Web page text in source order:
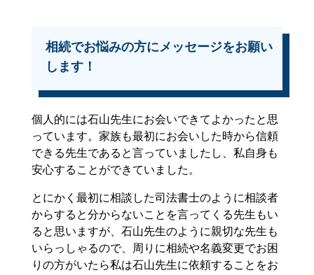
相続でお悩みの方にメッセージをお願い
します！
個人的には石山先生にお会いできてよかったと思
っています。家族も最初にお会いした時から信頼
できる先生であると言っていましたし、私自身も
安心することができていました。
とにかく最初に相談した司法書士のように相談者
からすると分からないことを言ってくる先生もい
ると思いますが、石山先生のように親切な先生も
いらっしゃるので、周りに相続や名義変更でお困
りの方がいたら私は石山先生に依頼することをお